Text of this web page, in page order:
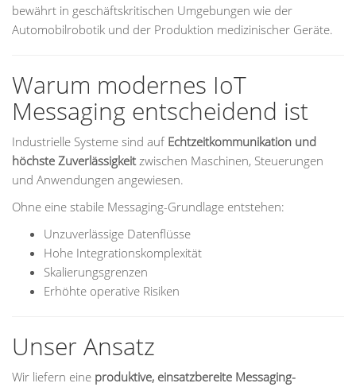
bewährt in geschäftskritischen Umgebungen wie der
Automobilrobotik und der Produktion medizinischer Geräte.
Warum modernes IoT
Messaging entscheidend ist
Industrielle Systeme sind auf Echtzeitkommunikation und
höchste Zuverlässigkeitzwischen Maschinen, Steuerungen
und Anwendungen angewiesen.
Ohne eine stabile Messaging-Grundlage entstehen:
Unzuverlässige Datenflüsse
Hohe Integrationskomplexität
Skalierungsgrenzen
Erhöhte operative Risiken
Unser Ansatz
Wir liefern eine produktive, einsatzbereite Messaging-